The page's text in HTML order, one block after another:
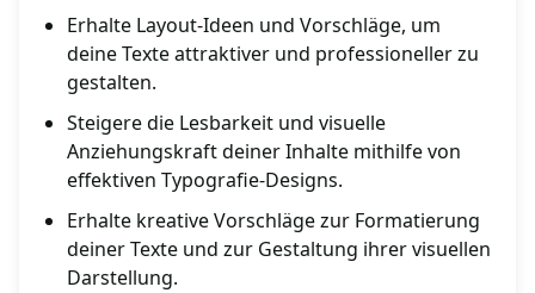
Erhalte Layout-Ideen und Vorschläge, um
deine Texte attraktiver und professioneller zu
gestalten.
Steigere die Lesbarkeit und visuelle
Anziehungskraft deiner Inhalte mithilfe von
effektiven Typografie-Designs.
Erhalte kreative Vorschläge zur Formatierung
deiner Texte und zur Gestaltung ihrer visuellen
Darstellung.